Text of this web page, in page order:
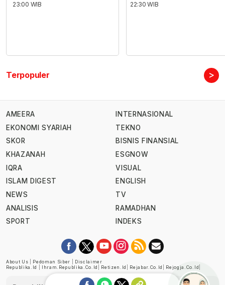
23:00 WIB
22:30 WIB
Terpopuler >
AMEERA
EKONOMI SYARIAH
SKOR
KHAZANAH
IQRA
ISLAM DIGEST
NEWS
ANALISIS
SPORT
INTERNASIONAL
TEKNO
BISNIS FINANSIAL
ESGNOW
VISUAL
ENGLISH
TV
RAMADHAN
INDEKS
About Us Pedoman Siber
Disclaimer
Republika.id
Ihram.republika.co.id Retizen.id Rejabar.co.id Rejogja.co.id